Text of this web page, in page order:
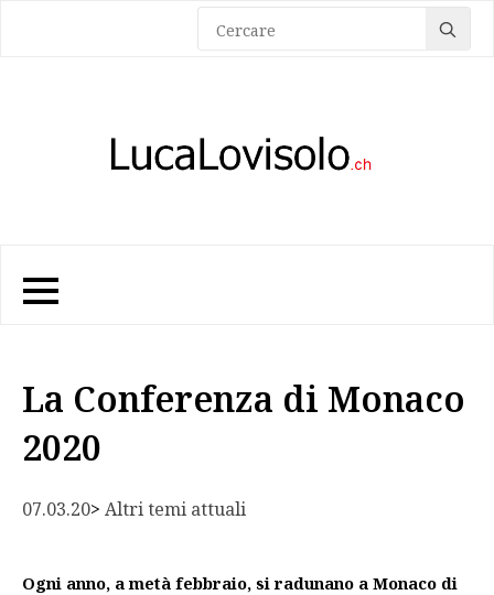
for:
La Conferenza di Monaco
2020
07.03.20> Altri temi attuali
Ogni anno, a metà febbraio, si radunano a Monaco di